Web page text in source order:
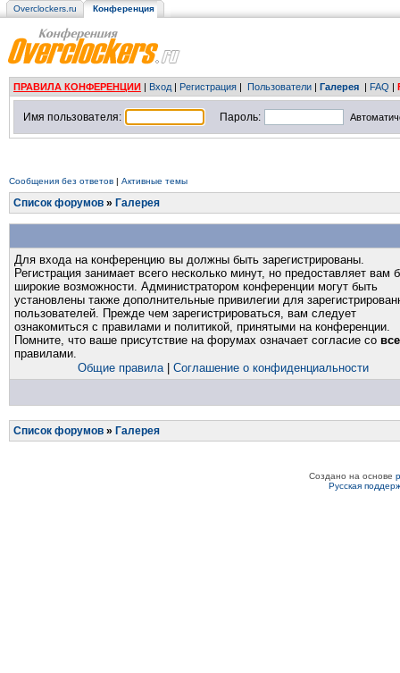
Overclockers.ru Конференция
ПРАВИЛА КОНФЕРЕНЦИИ | Вход | Регистрация | Пользователи | Галерея | FAQ |
Имя пользователя: Пароль:
Сообщения без ответов | Активные темы
Список форумов » Галерея
Для входа на конференцию вы должны быть зарегистрированы.
Регистрация занимает всего несколько минут, но предоставляет вам
широкие возможности. Администратором конференции могут быть
установлены также дополнительные привилегии для
пользователей. Прежде чем зарегистрироваться, вам следует
ознакомиться с правилами и политикой, принятыми на конференции.
Помните, что ваше присутствие на форумах означает согласие со
правилами.
Общие правила| Соглашение о конфиденциальности
Список форумов » Галерея
Создано на основе
Русская